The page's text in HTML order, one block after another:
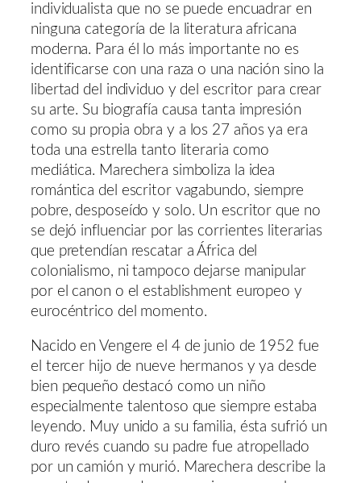
individualista que no se puede encuadrar en
ninguna categoría de la literatura africana
moderna. Para él lo más importante no es
identificarse con una raza o una nación sino la
libertad del individuo y del escritor para crear
su arte. Su biografía causa tanta impresión
como su propia obra y a los 27 años ya era
toda una estrella tanto literaria como
mediática. Marechera simboliza la idea
romántica del escritor vagabundo, siempre
pobre, desposeído y solo. Un escritor que no
se dejó influenciar por las corrientes literarias
que pretendían rescatar a África del
colonialismo, ni tampoco dejarse manipular
por el canon o el establishment europeo y
eurocéntrico del momento.
Nacido en Vengere el 4 de junio de 1952 fue
el tercer hijo de nueve hermanos y ya desde
bien pequeño destacó como un niño
especialmente talentoso que siempre estaba
leyendo. Muy unido a su familia, ésta sufrió un
duro revés cuando su padre fue atropellado
por un camión y murió. Marechera describe la